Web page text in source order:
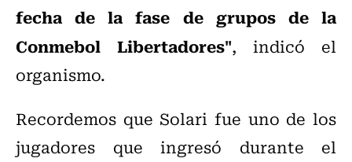
fecha de la fase de grupos de la
Conmebol Libertadores", indicó el
organismo.
Recordemos que Solari fue uno de los
jugadores que ingresó durante el